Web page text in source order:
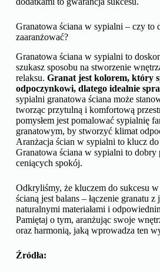
salonu
aranżację salonu.Dobrze dobrane
stworzą harmonijną całość i
Granatowe meble i dodatki w
kolorami ścian i podłóg stworzą
elegancji. Spójna aranżacja salonu z
dodatkami to gwarancja sukcesu.
Granatowa ściana w sypialni – czy to
zaaranżować?
Granatowa ściana w sypialni to
relaksu.Granat jest kolorem, który
odpoczynkowi, dlatego idealnie
sypialni granatowa ściana może
tworząc przytulną i komfortową
pomysłem jest pomalować sypialnię
Aranżacja ścian w sypialni to klucz do